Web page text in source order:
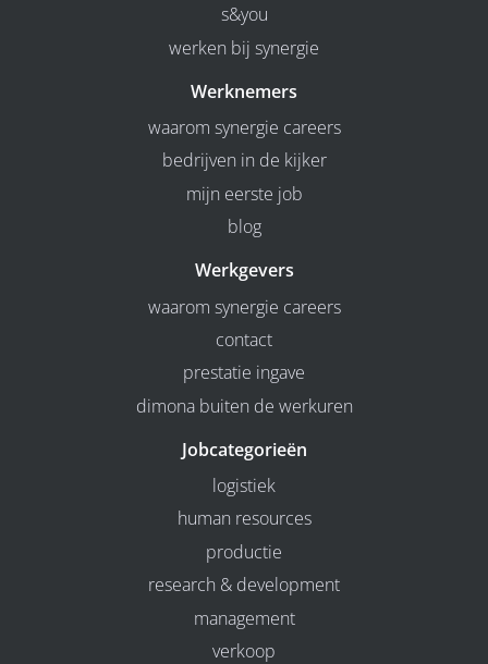
s&you
werken bij synergie
Werknemers
waarom synergie careers
bedrijven in de kijker
mijn eerste job
blog
Werkgevers
waarom synergie careers
contact
prestatie ingave
dimona buiten de werkuren
Jobcategorieën
logistiek
human resources
productie
research & development
management
verkoop